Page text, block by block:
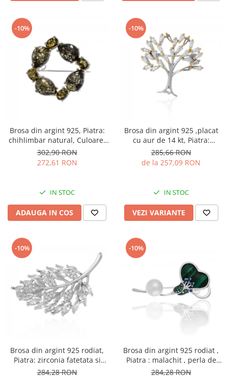
-10%
Brosa din argint 925, Piatra:
chihlimbar natural, Culoare:
verde, Sonis Silver
302,90 RON
272,61 RON
IN STOC
ADAUGA IN COS
-10%
Brosa din argint 925 ,placat
cu aur de 14 kt, Piatra:
zirconia fatetata , Culoare :
transparenta,
285,66 RON
de la 257,09 RON
IN STOC
VEZI VARIANTE
-10%
Brosa din argint 925 rodiat,
Piatra: zirconia fatetata si
cubic zirconia , Culoare:
284,28 RON
-10%
Brosa din argint 925 rodiat ,
Piatra : malachit , perla de
laborator si cubic zirconia,
284,28 RON